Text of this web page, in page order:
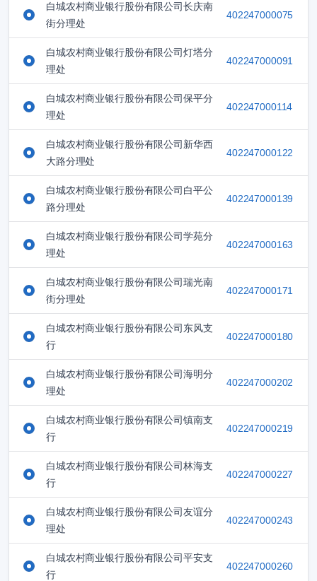
白城农村商业银行股份有限公司长庆南
街分理处
402247000075
白城农村商业银行股份有限公司灯塔分
理处
402247000091
白城农村商业银行股份有限公司保平分
理处
402247000114
白城农村商业银行股份有限公司新华西
大路分理处
402247000122
白城农村商业银行股份有限公司白平公
路分理处
402247000139
白城农村商业银行股份有限公司学苑分
理处
402247000163
白城农村商业银行股份有限公司瑞光南
街分理处
402247000171
白城农村商业银行股份有限公司东风支
行
402247000180
白城农村商业银行股份有限公司海明分
理处
402247000202
白城农村商业银行股份有限公司镇南支
行
402247000219
白城农村商业银行股份有限公司林海支
行
402247000227
白城农村商业银行股份有限公司友谊分
理处
402247000243
白城农村商业银行股份有限公司平安支
行
402247000260